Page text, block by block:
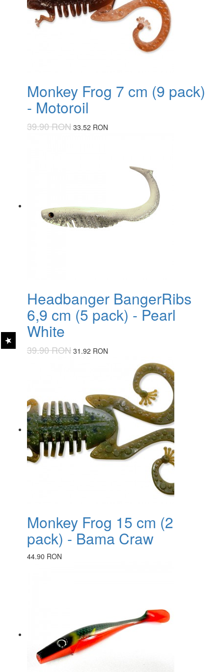
Monkey Frog 7 cm (9 pack)
- Motoroil
39.90 RON 33.52 RON
Headbanger BangerRibs
6,9 cm (5 pack) - Pearl
White
39.90 RON 31.92 RON
Monkey Frog 15 cm (2
pack) - Bama Craw
44.90 RON